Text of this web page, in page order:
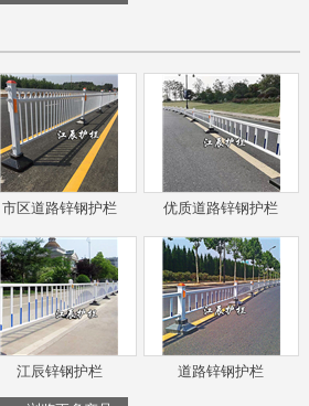
市区道路锌钢护栏 优质道路锌钢护栏
江辰锌钢护栏 道路锌钢护栏